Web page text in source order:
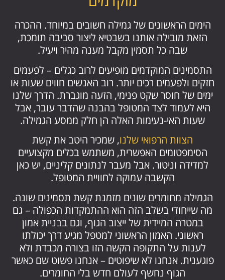
הימים הראשונים של גמילה חשובים במיוחד. ההכרה
הזאת מובילה אותנו בשבטיא ליצור סביבה תומכת,
שבה כל תסמין מקבל מענה מהיר ויעיל.
התסמינים המוקדמים מופיעים לרוב כגלים – לפעמים
חזקים ולפעמים רכים יותר. רוב האנשים חווים שעות או
ימים של חוסר שקט פנימי, הזעה מוגברת. הדרך שלנו
היא לעמוד לצד המטופל בהבנה שהדבר עובר, אבל
שעות האי-נעימות האלה הן חלק ממסע הגמילה.
הצוות הרפואי שלנו, שמכיר היטב את קשת
הסימפטומים האפשרית, משתמש בכלים מקצועיים
למדידה וניטור. אבל מעבר לנתונים קליניים, יש כאן
הקשבה עמוקה לחוויית המטופל.
הגמילה מחומרים שונים מזמנת קשת תסמינים שונה.
מה שייחודי בשלב הזה הוא ההתמקדות הכפולה – גם
במטרה המיידית של ייצוב הגוף, וגם בבניית אמון
ראשוני. האמון הראשוני למטפל מגיע דרך יכולתו
לענות על התקופה הקשה הזו בצורה מכבדת ולא
פוגענית. אנחנו לא שיפוטים – אנחנו פשוט שם כאשר
הגוף נחשף לעולם חדש בלי החומרים.